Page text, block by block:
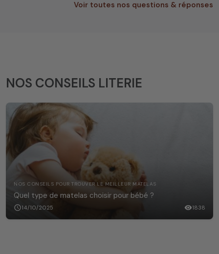
Voir toutes nos questions & réponses
NOS CONSEILS LITERIE
NOS CONSEILS POUR TROUVER LE MEILLEUR MATELAS
Quel type de matelas choisir pour bébé ?
schedule14/10/2025 visibility1838